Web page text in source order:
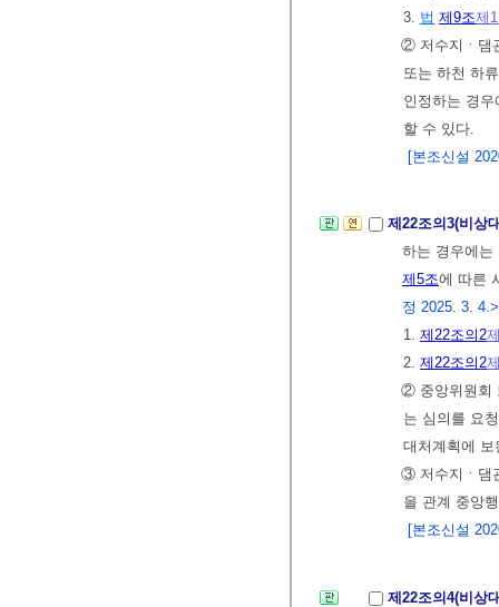
3. 법 제9조제
② 저수지ㆍ댐
또는 하천 하
인정하는 경
할 수 있다.
[본조신설
제22조의3(비상
하는 경우에
제5조에 따른
정 2025. 3. 4.>
1. 제22조의2
2. 제22조의2
② 중앙위원회
는 심의를 요
대처계획에
③ 저수지ㆍ댐
을 관계 중앙
[본조신설
제22조의4(비상